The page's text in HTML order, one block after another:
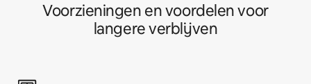
Voorzieningen en voordelen voor
langere verblijven